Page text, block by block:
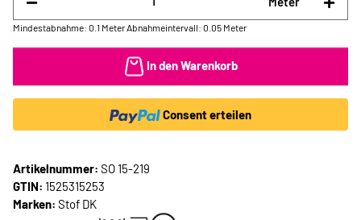
Mindestabnahme: 0.1 Meter Abnahmeintervall: 0.05 Meter
In den Warenkorb
Consent erteilen
Artikelnummer: SO 15-219
GTIN: 1525315253
Marken: Stof DK